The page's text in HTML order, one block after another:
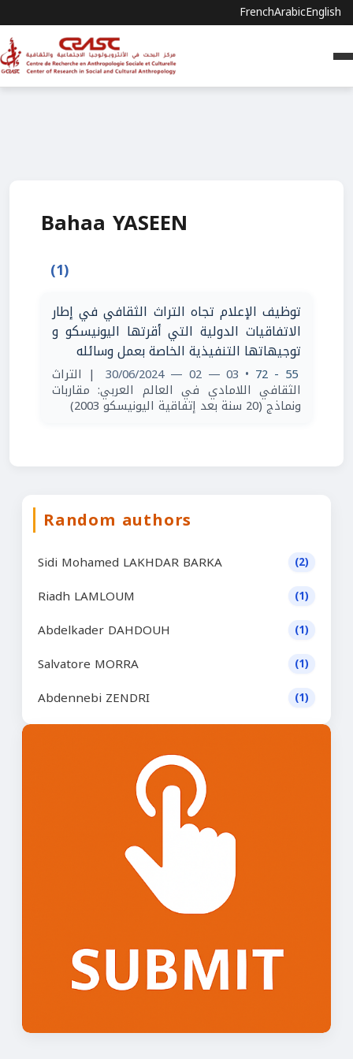
FrenchArabicEnglish
Bahaa YASEEN
(1)
توظيف الإعلام تجاه التراث الثقافي في إطار
الاتفاقيات الدولية التي أقرتها اليونيسكو و
توجيهاتها التنفيذية الخاصة بعمل وسائله
55 - 72
• 03 — 02 — 30/06/2024 | التراث
الثقافي اللامادي في العالم العربي: مقاربات
ونماذج (20 سنة بعد إتفاقية اليونيسكو 2003)
Random authors
Sidi Mohamed LAKHDAR BARKA (2)
Riadh LAMLOUM (1)
Abdelkader DAHDOUH (1)
Salvatore MORRA (1)
Abdennebi ZENDRI (1)